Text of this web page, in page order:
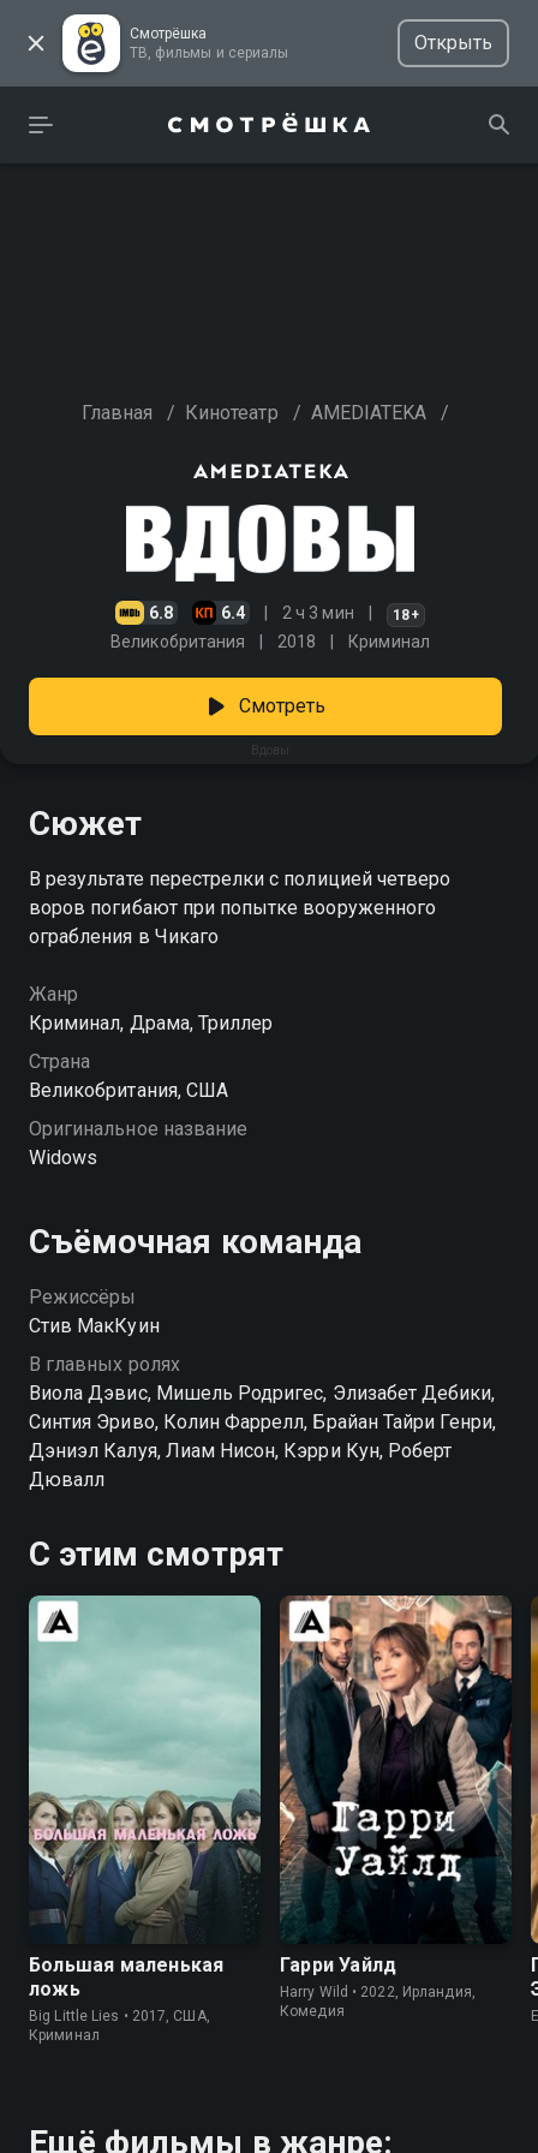
Смотрёшка
ТВ, фильмы и сериалы
Открыть
Главная / Кинотеатр / AMEDIATEKA /
6.8 6.4 2 ч 3 мин 18+
Великобритания 2018 Криминал
Вдовы
Смотреть
Сюжет
В результате перестрелки с полицией четверо
воров погибают при попытке вооруженного
ограбления в Чикаго
Жанр
Криминал, Драма, Триллер
Страна
Великобритания, США
Оригинальное название
Widows
Съёмочная команда
Режиссёры
Стив МакКуин
В главных ролях
Виола Дэвис, Мишель Родригес, Элизабет Дебики,
Синтия Эриво, Колин Фаррелл, Брайан Тайри Генри,
Дэниэл Калуя, Лиам Нисон, Кэрри Кун, Роберт
Дювалл
С этим смотрят
8.2 8.4
Большая маленькая
ложь
Big Little Lies • 2017, США,
Криминал
7.6 7.2
Гарри Уайлд
Harry Wild • 2022, Ирландия,
Комедия
Ещё фильмы в жанре: